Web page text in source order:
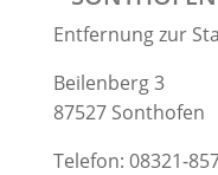
Entfernung zur
Beilenberg 3
87527 Sonthofen
Telefon: 08321-